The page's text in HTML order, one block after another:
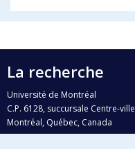
La recherche
Université de Montréal
C.P. 6128, succursale Centre-ville
Montréal, Québec, Canada
H3C 3J7